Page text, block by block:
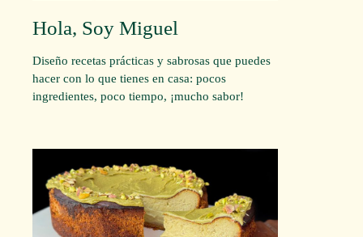
Hola, Soy Miguel
Diseño recetas prácticas y sabrosas que puedes
hacer con lo que tienes en casa: pocos
ingredientes, poco tiempo, ¡mucho sabor!